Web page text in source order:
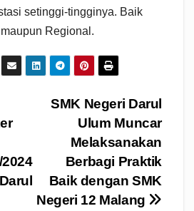
setinggi-tingginya. Baik
Regional.
SMK Negeri Darul
Ulum Muncar
Melaksanakan
Berbagi Praktik
Baik dengan SMK
Negeri 12 Malang